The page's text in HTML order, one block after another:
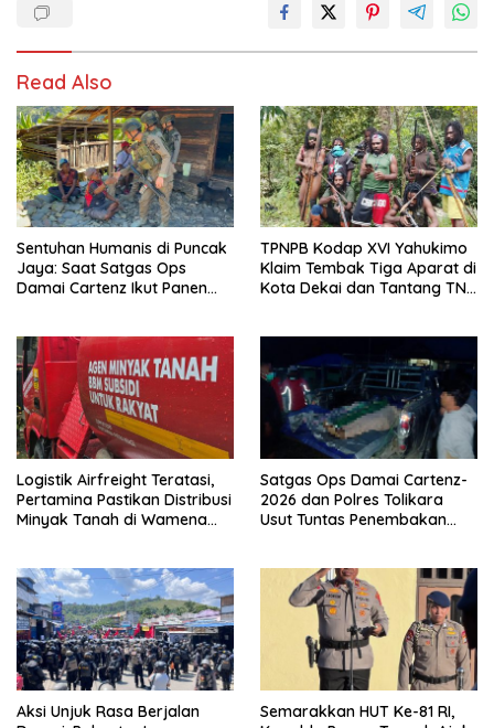
Read Also
Sentuhan Humanis di Puncak
Jaya: Saat Satgas Ops
Damai Cartenz Ikut Panen
TPNPB Kodap XVI Yahukimo
Klaim Tembak Tiga Aparat di
Kota Dekai dan Tantang TNI-
Logistik Airfreight Teratasi,
Pertamina Pastikan Distribusi
Minyak Tanah di Wamena
Satgas Ops Damai Cartenz-
2026 dan Polres Tolikara
Usut Tuntas Penembakan
Aksi Unjuk Rasa Berjalan
Semarakkan HUT Ke-81 RI,